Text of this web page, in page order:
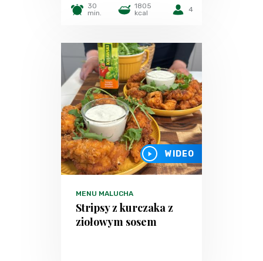
30
min.
1805
kcal
4
WIDEO
MENU MALUCHA
Stripsy z kurczaka z
ziołowym sosem